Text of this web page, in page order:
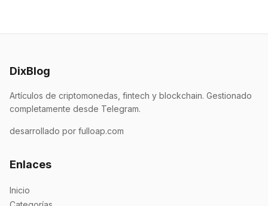
DixBlog
Artículos de criptomonedas, fintech y blockchain. Gestionado
completamente desde Telegram.
desarrollado por fulloap.com
Enlaces
Inicio